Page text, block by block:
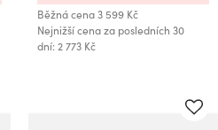
Běžná cena3 599 Kč
Nejnižší cena za posledních 30
dní: 2 773 Kč